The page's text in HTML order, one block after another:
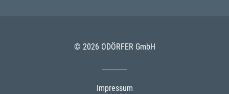
© 2026 ODÖRFER GmbH
Impressum